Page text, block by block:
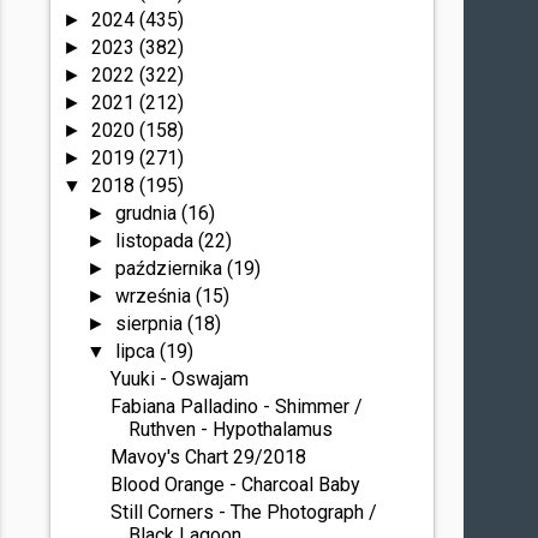
►2024(435)
►2023(382)
►2022(322)
►2021(212)
►2020(158)
►2019(271)
▼2018(195)
► grudnia (16)
► listopada (22)
► października (19)
► września (15)
► sierpnia (18)
▼ lipca (19)
Yuuki - Oswajam
Fabiana Palladino - Shimmer /
Ruthven - Hypothalamus
Mavoy's Chart 29/2018
Blood Orange - Charcoal Baby
Still Corners - The Photograph /